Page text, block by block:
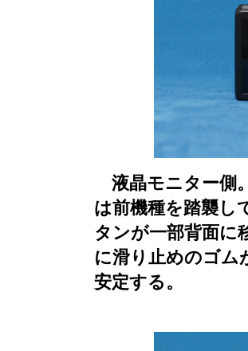
液晶モニター側
は前機種を踏襲し
タンが一部背面に
に滑り止めのゴム
安定する。